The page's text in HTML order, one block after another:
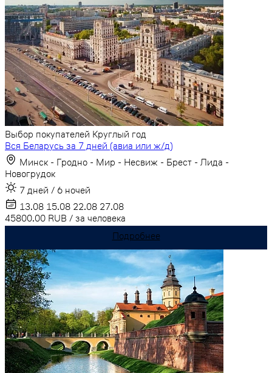
Выбор покупателей Круглый год
Вся Беларусь за 7 дней (авиа или ж/д)
Минск - Гродно - Мир - Несвиж - Брест - Лида -
Новогрудок
7 дней / 6 ночей
13.08 15.08 22.08 27.08
45800.00 RUB / за человека
Подробнее